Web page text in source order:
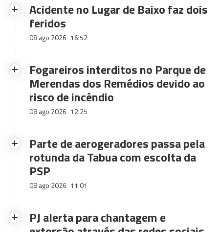
Acidente no Lugar de Baixo faz dois
feridos
08 ago 2026 16:52
Fogareiros interditos no Parque de
Merendas dos Remédios devido ao
risco de incêndio
08 ago 2026 12:25
Parte de aerogeradores passa pela
rotunda da Tabua com escolta da
PSP
08 ago 2026 11:01
PJ alerta para chantagem e